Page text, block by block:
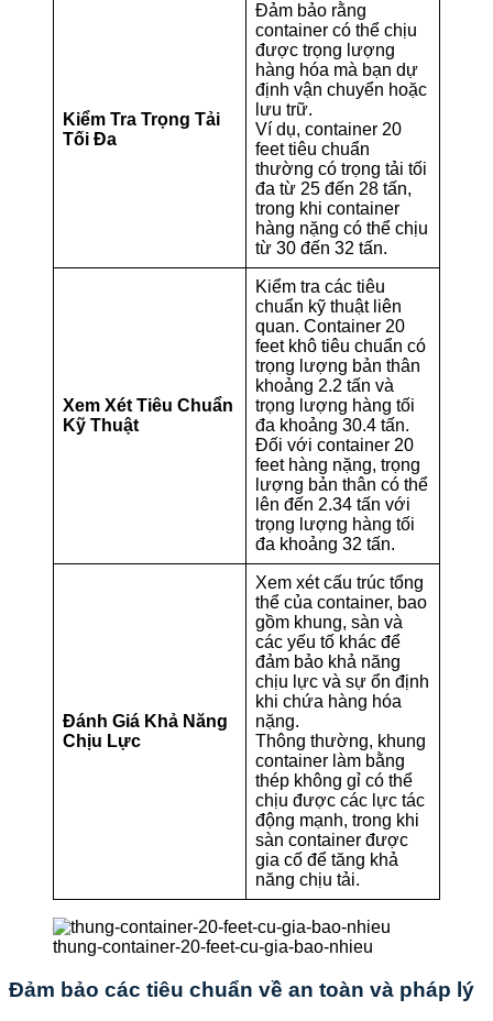
Kiểm Tra Trọng Tải
Tối Đa
Đảm bảo rằng
container có thể chịu
được trọng lượng
hàng hóa mà bạn dự
định vận chuyển hoặc
lưu trữ.
Ví dụ, container 20
feet tiêu chuẩn
thường có trọng tải tối
đa từ 25 đến 28 tấn,
trong khi container
hàng nặng có thể chịu
từ 30 đến 32 tấn.
Xem Xét Tiêu Chuẩn
Kỹ Thuật
Kiểm tra các tiêu
chuẩn kỹ thuật liên
quan. Container 20
feet khô tiêu chuẩn có
trọng lượng bản thân
khoảng 2.2 tấn và
trọng lượng hàng tối
đa khoảng 30.4 tấn.
Đối với container 20
feet hàng nặng, trọng
lượng bản thân có thể
lên đến 2.34 tấn với
trọng lượng hàng tối
đa khoảng 32 tấn.
Đánh Giá Khả Năng
Chịu Lực
Xem xét cấu trúc tổng
thể của container, bao
gồm khung, sàn và
các yếu tố khác để
đảm bảo khả năng
chịu lực và sự ổn định
khi chứa hàng hóa
nặng.
Thông thường, khung
container làm bằng
thép không gỉ có thể
chịu được các lực tác
động mạnh, trong khi
sàn container được
gia cố để tăng khả
năng chịu tải.
thung-container-20-feet-cu-gia-bao-nhieu
Đảm bảo các tiêu chuẩn về an toàn và pháp lý